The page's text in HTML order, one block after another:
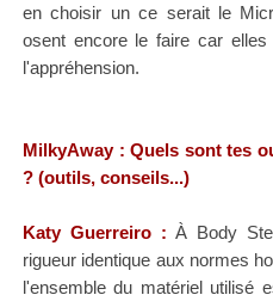
en choisir un ce serait le
osent encore le faire car
l'appréhension.
MilkyAway : Quels sont tes
? (outils, conseils...)
Katy Guerreiro: À Body
rigueur identique aux normes
l'ensemble du matériel utilisé